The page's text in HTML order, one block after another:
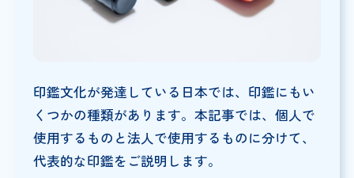
印鑑文化が発達している日本では、印鑑にもい
くつかの種類があります。本記事では、個人で
使用するものと法人で使用するものに分けて、
代表的な印鑑をご説明します。